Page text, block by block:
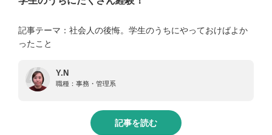
記事テーマ：社会人の後悔。学生のうちにやっておけばよか
ったこと
Y.N
職種： 事務・管理系
記事を読む